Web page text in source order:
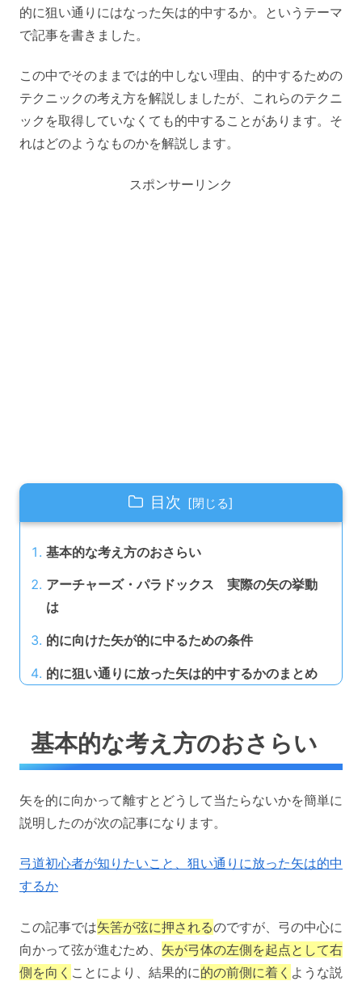
的に狙い通りにはなった矢は的中するか。というテーマ
で記事を書きました。
この中でそのままでは的中しない理由、的中するための
テクニックの考え方を解説しましたが、これらのテクニ
ックを取得していなくても的中することがあります。そ
れはどのようなものかを解説します。
スポンサーリンク
目次
基本的な考え方のおさらい
アーチャーズ・パラドックス 実際の矢の挙動
は
的に向けた矢が的に中るための条件
的に狙い通りに放った矢は的中するかのまとめ
基本的な考え方のおさらい
矢を的に向かって離すとどうして当たらないかを簡単に
説明したのが次の記事になります。
弓道初心者が知りたいこと、狙い通りに放った矢は的中
するか
この記事では矢筈が弦に押されるのですが、弓の中心に
向かって弦が進むため、 矢が弓体の左側を起点として右
側を向く ことにより、結果的に的の前側に着く ような説